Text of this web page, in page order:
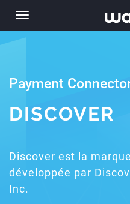
Toggle
navigation
Payment
DISCOVER
Discover est la
développée par
Inc.